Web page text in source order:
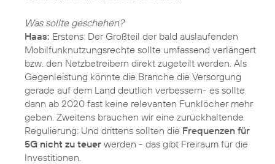
Was sollte geschehen?
Haas: Erstens: Der Großteil der bald auslaufenden
Mobilfunknutzungsrechte sollte umfassend verlängert
bzw. den Netzbetreibern direkt zugeteilt werden. Als
Gegenleistung könnte die Branche die Versorgung
gerade auf dem Land deutlich verbessern- es sollte
dann ab 2020 fast keine relevanten Funklöcher mehr
geben. Zweitens brauchen wir eine zurückhaltende
Regulierung: Und drittens sollten die Frequenzen für
5G nicht zu teuer werden - das gibt Freiraum für die
Investitionen.